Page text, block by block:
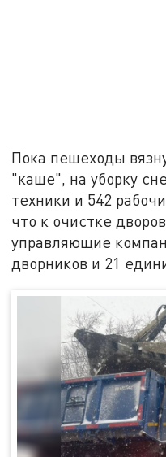
Пока пешеходы
"каше", на уборку
техники и 542
что к очистке
управляющие
дворников и 21